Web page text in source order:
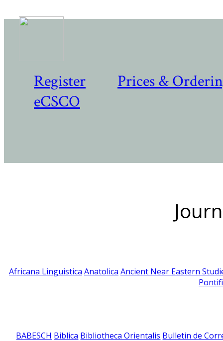
Register
Prices &
eCSCO
Africana Linguistica Anatolica Ancient Near Eastern
BABESCH Biblica Bibliotheca Orientalis Bulletin de